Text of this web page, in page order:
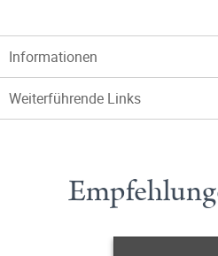
Informationen
Weiterführende Links